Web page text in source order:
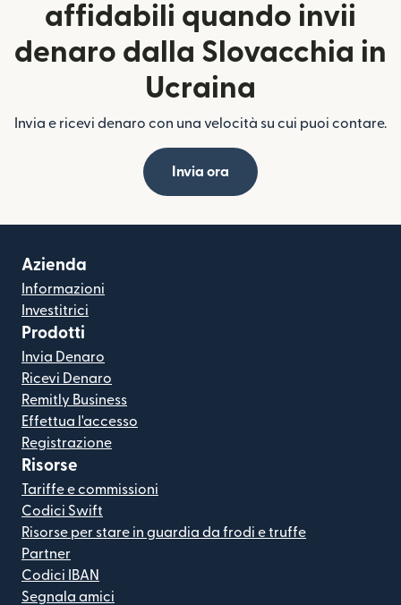
affidabili quando invii
denaro dalla Slovacchia in
Ucraina
Invia e ricevi denaro con una velocità su cui puoi contare.
Invia ora
Azienda
Informazioni
Investitrici
Prodotti
Invia Denaro
Ricevi Denaro
Remitly Business
Effettua l'accesso
Registrazione
Risorse
Tariffe e commissioni
Codici Swift
Risorse per stare in guardia da frodi e truffe
Partner
Codici IBAN
Segnala amici